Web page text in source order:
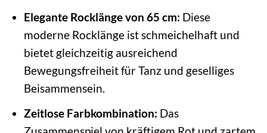
Elegante Rocklänge von 65 cm: Diese
moderne Rocklänge ist schmeichelhaft und
bietet gleichzeitig ausreichend
Bewegungsfreiheit für Tanz und geselliges
Beisammensein.
Zeitlose Farbkombination: Das